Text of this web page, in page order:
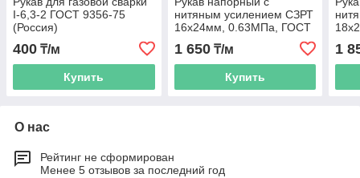
I-6,3-2 ГОСТ 9356-75
(Россия)
400 ₸/м
Купить
нитяным усилением СЗРТ
16х24мм, 0.63МПа, ГОСТ
10362-2017
1 650₸/м
Купить
1
О нас
Рейтинг не сформирован
Менее 5 отзывов за последний год